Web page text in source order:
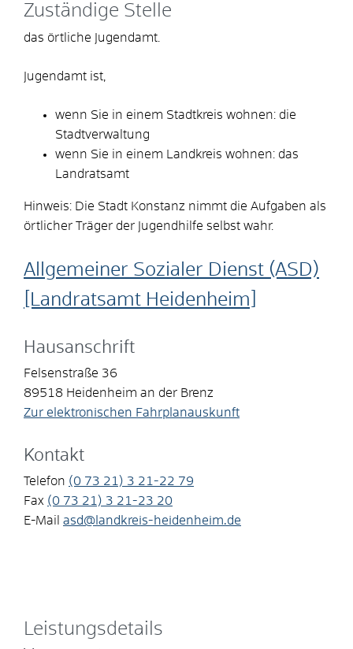
Zuständige Stelle
das örtliche Jugendamt.
Jugendamt ist,
wenn Sie in einem Stadtkreis wohnen: die
Stadtverwaltung
wenn Sie in einem Landkreis wohnen: das
Landratsamt
Hinweis: Die Stadt Konstanz nimmt die Aufgaben als
örtlicher Träger der Jugendhilfe selbst wahr.
Allgemeiner Sozialer Dienst (ASD)
[Landratsamt Heidenheim]
Hausanschrift
Felsenstraße 36
89518 Heidenheim an der Brenz
Zur elektronischen Fahrplanauskunft
Kontakt
Telefon (0 73 21) 3 21-22 79
Fax (0 73 21) 3 21-23 20
E-Mail asd@landkreis-heidenheim.de
Leistungsdetails